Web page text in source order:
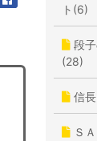
ト(6)
段
(28)
信
Ｓ